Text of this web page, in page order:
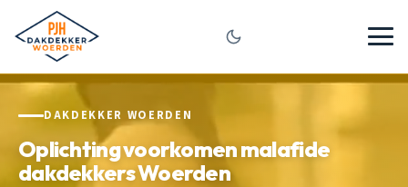
DAKDEKKER WOERDEN
Oplichting voorkomen malafide
dakdekkers Woerden